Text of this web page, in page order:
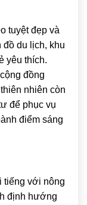
tuyệt đẹp và
đồ du lịch, khu
yêu thích.
đồng
nhiên còn
để phục vụ
điểm sáng
tiếng với nông
định hướng